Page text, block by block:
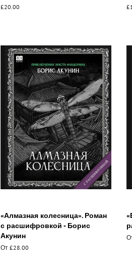
Обычная
£20.00
«Алмазная колесница». Роман
с расшифровкой - Борис
Акунин
От £28.00